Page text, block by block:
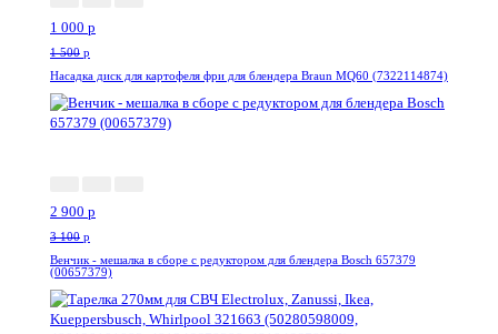
1 000 p
1 500 p
Насадка диск для картофеля фри для блендера Braun MQ60 (7322114874)
2 900 p
3 100 p
Венчик - мешалка в сборе с редуктором для блендера Bosch 657379
(00657379)